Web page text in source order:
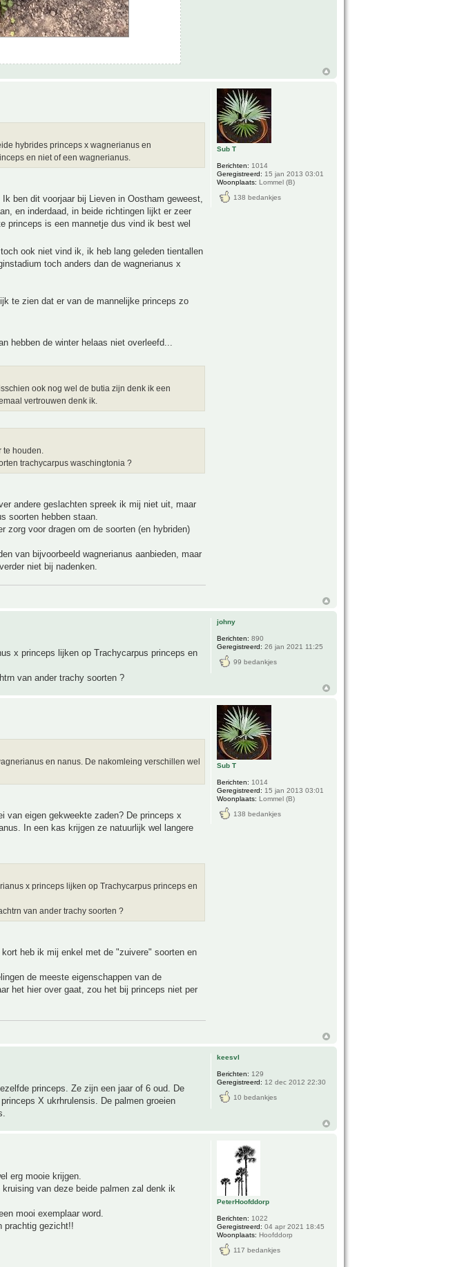
hybrides princeps x wagnerianus en
en niet of een wagnerianus.
ben dit voorjaar bij Lieven in Oostham geweest,
en inderdaad, in beide richtingen lijkt er zeer
princeps is een mannetje dus vind ik best wel
ook niet vind ik, ik heb lang geleden tientallen
toch anders dan de wagnerianus x
te zien dat er van de mannelijke princeps zo
hebben de winter helaas niet overleefd...
ook nog wel de butia zijn denk ik een
vertrouwen denk ik.
te houden.
trachycarpus waschingtonia ?
andere geslachten spreek ik mij niet uit, maar
soorten hebben staan.
zorg voor dragen om de soorten (en hybriden)
van bijvoorbeeld wagnerianus aanbieden, maar
niet bij nadenken.
Sub T
Berichten: 1014
Geregistreerd: 15 jan 2013 03:01
Woonplaats: Lommel (B)
138 bedankjes
x princeps lijken op Trachycarpus princeps en
van ander trachy soorten ?
johny
Berichten: 890
Geregistreerd: 26 jan 2021 11:25
99 bedankjes
en nanus. De nakomleing verschillen wel
van eigen gekweekte zaden? De princeps x
In een kas krijgen ze natuurlijk wel langere
x princeps lijken op Trachycarpus princeps en
van ander trachy soorten ?
heb ik mij enkel met de "zuivere" soorten en
de meeste eigenschappen van de
het hier over gaat, zou het bij princeps niet per
Sub T
Berichten: 1014
Geregistreerd: 15 jan 2013 03:01
Woonplaats: Lommel (B)
138 bedankjes
princeps. Ze zijn een jaar of 6 oud. De
X ukrhrulensis. De palmen groeien
keesvl
Berichten: 129
Geregistreerd: 12 dec 2012 22:30
10 bedankjes
erg mooie krijgen.
van deze beide palmen zal denk ik
mooi exemplaar word.
prachtig gezicht!!
PeterHoofddorp
Berichten: 1022
Geregistreerd: 04 apr 2021 18:45
Woonplaats: Hoofddorp
117 bedankjes